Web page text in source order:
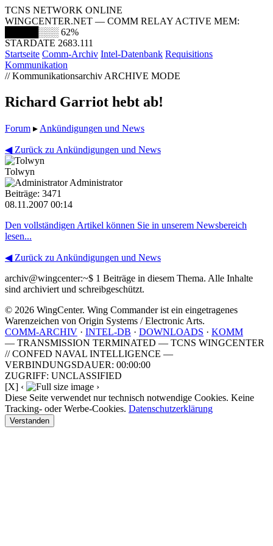
TCNS NETWORK ONLINE
WINGCENTER.NET — COMM RELAY ACTIVE MEM:
█████░░░ 62%
STARDATE 2683.111
Startseite Comm-Archiv Intel-Datenbank Requisitions
Kommunikation
// Kommunikationsarchiv ARCHIVE MODE
Richard Garriot hebt ab!
Forum ▸ Ankündigungen und News
◀ Zurück zu Ankündigungen und News
Tolwyn
Administrator
Beiträge: 3471
08.11.2007 00:14
Den vollständigen Artikel können Sie in unserem Newsbereich
lesen...
◀ Zurück zu Ankündigungen und News
archiv@wingcenter:~$ 1 Beiträge in diesem Thema. Alle Inhalte
sind archiviert und schreibgeschützt.
© 2026 WingCenter. Wing Commander ist ein eingetragenes
Warenzeichen von Origin Systems / Electronic Arts.
COMM-ARCHIV · INTEL-DB · DOWNLOADS · KOMM
— TRANSMISSION TERMINATED — TCNS WINGCENTER
// CONFED NAVAL INTELLIGENCE —
VERBINDUNGSDAUER: 00:00:00
ZUGRIFF: UNCLASSIFIED
[X] ‹
›
Diese Seite verwendet nur technisch notwendige Cookies. Keine
Tracking- oder Werbe-Cookies. Datenschutzerklärung
Verstanden